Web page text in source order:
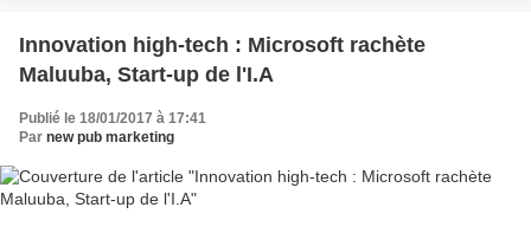
Innovation high-tech : Microsoft rachète
Maluuba, Start-up de l'I.A
Publié le 18/01/2017 à 17:41
Par new pub marketing